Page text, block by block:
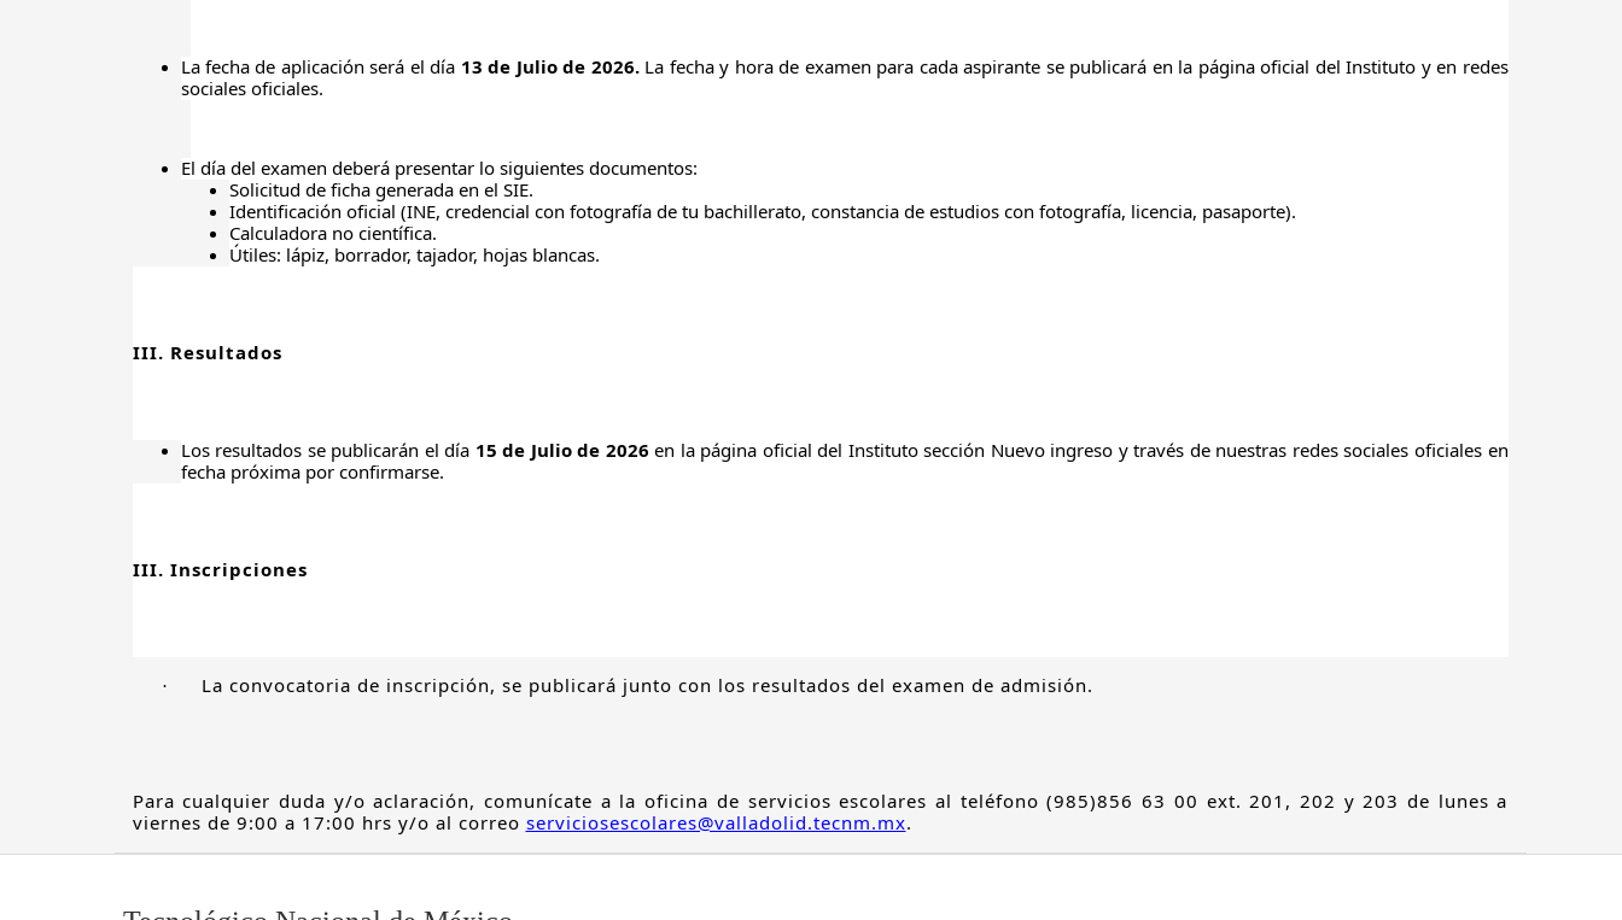
La fecha de aplicación será el día 13 de Julio de 2026. La fecha y hora de examen para cada aspirante se publicará en la página oficial del Instituto y en redes
sociales oficiales.
El día del examen deberá presentar lo siguientes documentos:
Solicitud de ficha generada en el SIE.
Identificación oficial (INE, credencial con fotografía de tu bachillerato, constancia de estudios con fotografía, licencia, pasaporte).
Calculadora no científica.
Útiles: lápiz, borrador, tajador, hojas blancas.
III. Resultados
Los resultados se publicarán el día 15 de Julio de 2026 en la página oficial del Instituto sección Nuevo ingreso y través de nuestras redes sociales oficiales en
fecha próxima por confirmarse.
III. Inscripciones
· La convocatoria de inscripción, se publicará junto con los resultados del examen de admisión.
Para cualquier duda y/o aclaración, comunícate a la oficina de servicios escolares al teléfono (985)856 63 00 ext. 201, 202 y 203 de lunes a
viernes de 9:00 a 17:00 hrs y/o al correo serviciosescolares@valladolid.tecnm.mx.